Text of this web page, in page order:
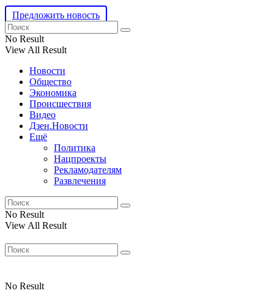
Предложить новость
No Result
View All Result
Новости
Общество
Экономика
Происшествия
Видео
Дзен.Новости
Ещё
Политика
Нацпроекты
Рекламодателям
Развлечения
No Result
View All Result
No Result